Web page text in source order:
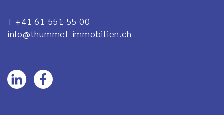
T +41 61 551 55 00
info@thummel-immobilien.ch